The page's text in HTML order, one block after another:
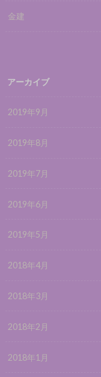
金建
アーカイブ
2019年9月
2019年8月
2019年7月
2019年6月
2019年5月
2018年4月
2018年3月
2018年2月
2018年1月